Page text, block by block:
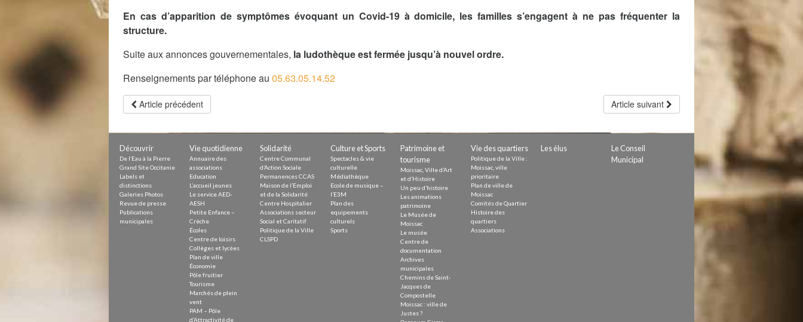
En cas d’apparition de symptômes évoquant un Covid-19 à domicile, les familles s’engagent à ne pas fréquenter la
structure.
Suite aux annonces gouvernementales, la ludothèque est fermée jusqu’à nouvel ordre.
Renseignements par téléphone au 05.63.05.14.52
Article précédent Article suivant
Découvrir
De l’Eau à la Pierre
Grand Site Occitanie
Labels et
distinctions
Galeries Photos
Revue de presse
Publications
municipales
Vie quotidienne
Annuaire des
associations
Education
L’accueil jeunes
Le service AED-
AESH
Petite Enfance –
Crèche
Écoles
Centre de loisirs
Collèges et lycées
Plan de ville
Économie
Pôle fruitier
Tourisme
Marchés de plein
vent
PAM – Pôle
d’Attractivité de
Solidarité
Centre Communal
d’Action Sociale
Permanences CCAS
Maison de l’Emploi
et de la Solidarité
Centre Hospitalier
Associations secteur
Social et Caritatif
Politique de la Ville
CLSPD
Culture et Sports
Spectacles & vie
culturelle
Médiathèque
Ecole de musique –
l’E3M
Plan des
equipements
culturels
Sports
Patrimoine et
tourisme
Moissac, Ville d’Art
et d’Histoire
Un peu d’histoire
Les animations
patrimoine
Le Musée de
Moissac
Le musée
Centre de
documentation
Archives
municipales
Chemins de Saint-
Jacques de
Compostelle
Moissac : ville de
Justes ?
Vie des quartiers
Politique de la Ville :
Moissac, ville
prioritaire
Plan de ville de
Moissac
Comités de Quartier
Histoire des
quartiers
Associations
Les élus
Le Conseil
Municipal